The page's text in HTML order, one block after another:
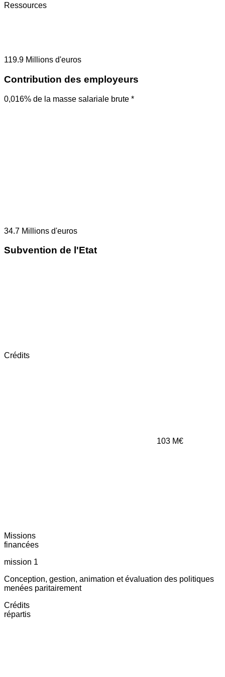
Ressources
119.9 Millions d'euros
Contribution des employeurs
0,016% de la masse salariale brute *
34.7 Millions d'euros
Subvention de l'Etat
Crédits
103 M€
Missions
financées
mission 1
Conception, gestion, animation et évaluation des politiques
menées paritairement
Crédits
répartis